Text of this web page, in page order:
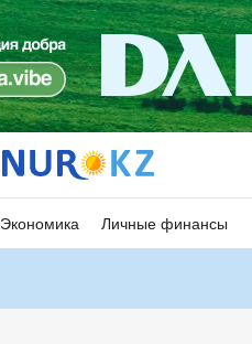
Экономика Личные финансы